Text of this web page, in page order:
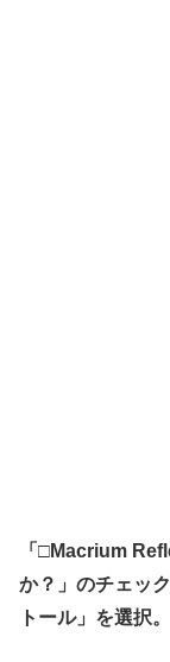
「□Macrium
か？」のチェッ
トール」を選択。